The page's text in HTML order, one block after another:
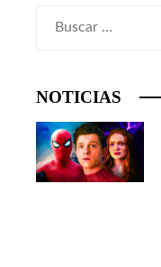
NOTICIAS